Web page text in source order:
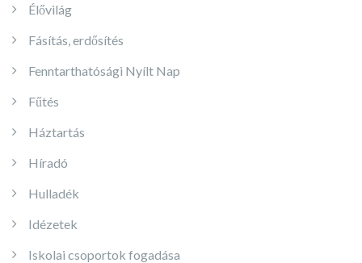
Élővilág
Fásítás, erdősítés
Fenntarthatósági Nyílt Nap
Fűtés
Háztartás
Híradó
Hulladék
Idézetek
Iskolai csoportok fogadása